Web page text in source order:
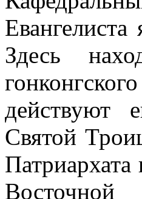
Здесь
действуют
Святой